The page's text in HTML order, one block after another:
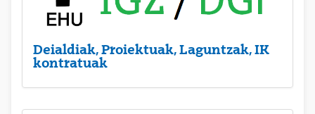
Deialdiak, Proiektuak, Laguntzak, IK
kontratuak